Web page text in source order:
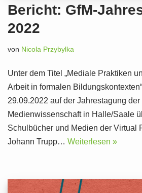
Bericht: GfM-
2022
von Nicola Przybylka
Unter dem Titel „Mediale Praktiken
Arbeit in formalen
29.09.2022 auf der Jahrestagung
Medienwissenschaft in Halle/Saale
Schulbücher und Medien der Virtual
Johann Trupp… Weiterlesen »